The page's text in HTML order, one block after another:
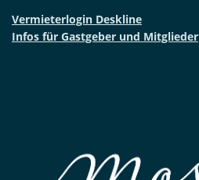
Vermieterlogin Deskline
Infos für Gastgeber und Mitglieder